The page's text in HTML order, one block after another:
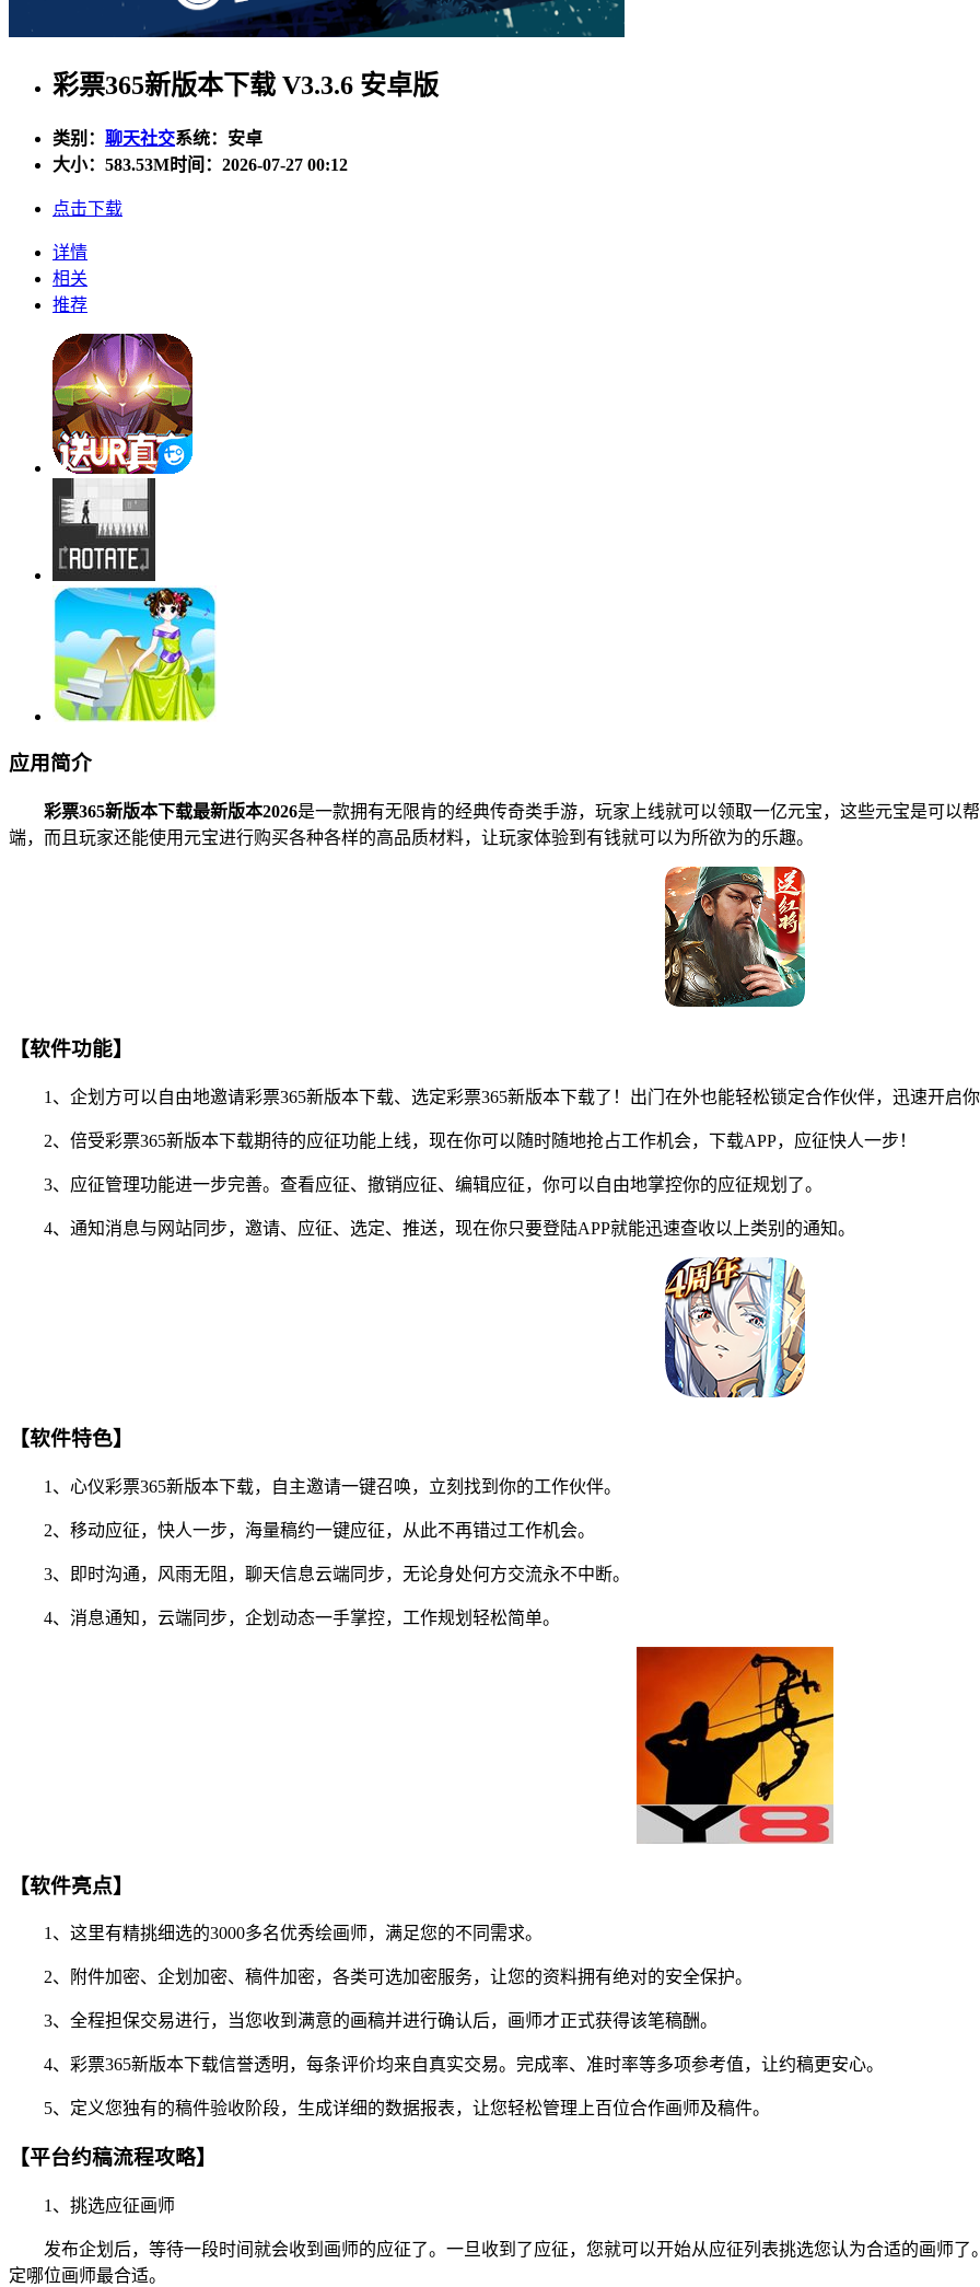
彩票365新版本下载 V3.3.6 安卓版
类别： 聊天社交系统：安卓
大小： 583.53M时间：2026-07-27 00:12
点击下载
详情
相关
推荐
应用简介
彩票365新版本下载最新版本2026是一款拥有无限肯的经典传奇类手游，玩家上线就可以领取一亿元宝，这些元宝是可以
端，而且玩家还能使用元宝进行购买各种各样的高品质材料，让玩家体验到有钱就可以为所欲为的乐趣。
【软件功能】
1、企划方可以自由地邀请彩票365新版本下载、选定彩票365新版本下载了！出门在外也能轻松锁定合作伙伴，迅速开启你
2、倍受彩票365新版本下载期待的应征功能上线，现在你可以随时随地抢占工作机会，下载APP，应征快人一步！
3、应征管理功能进一步完善。查看应征、撤销应征、编辑应征，你可以自由地掌控你的应征规划了。
4、通知消息与网站同步，邀请、应征、选定、推送，现在你只要登陆APP就能迅速查收以上类别的通知。
【软件特色】
1、心仪彩票365新版本下载，自主邀请一键召唤，立刻找到你的工作伙伴。
2、移动应征，快人一步，海量稿约一键应征，从此不再错过工作机会。
3、即时沟通，风雨无阻，聊天信息云端同步，无论身处何方交流永不中断。
4、消息通知，云端同步，企划动态一手掌控，工作规划轻松简单。
【软件亮点】
1、这里有精挑细选的3000多名优秀绘画师，满足您的不同需求。
2、附件加密、企划加密、稿件加密，各类可选加密服务，让您的资料拥有绝对的安全保护。
3、全程担保交易进行，当您收到满意的画稿并进行确认后，画师才正式获得该笔稿酬。
4、彩票365新版本下载信誉透明，每条评价均来自真实交易。完成率、准时率等多项参考值，让约稿更安心。
5、定义您独有的稿件验收阶段，生成详细的数据报表，让您轻松管理上百位合作画师及稿件。
【平台约稿流程攻略】
1、挑选应征画师
发布企划后，等待一段时间就会收到画师的应征了。一旦收到了应征，您就可以开始从应征列表挑选您认为合适的画师了
定哪位画师最合适。